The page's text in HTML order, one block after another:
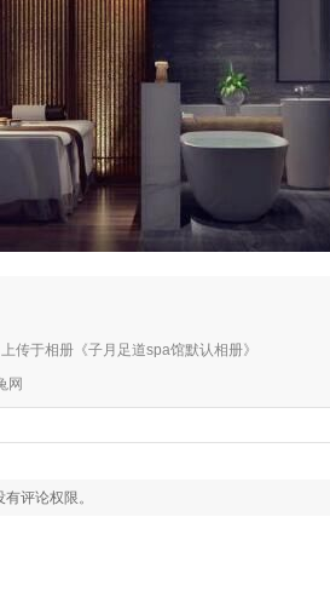
传于相册《子月足道spa馆默认相册》
网
评论权限。